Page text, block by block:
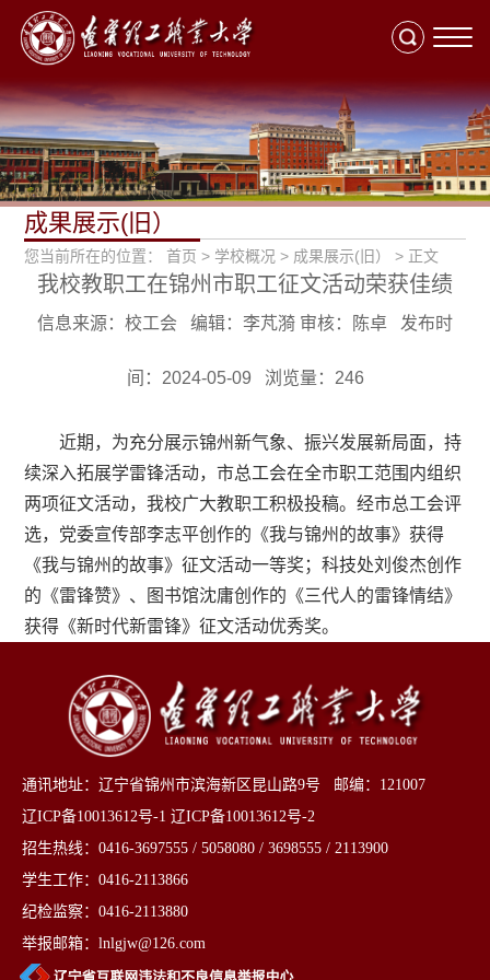
切
导
航
成果展示(旧）
您当前所在的位置：首页 > 学校概况 > 成果展示(旧） > 正文
我校教职工在锦州市职工征文活动荣获佳绩
信息来源：校工会 编辑：李芃漪 审核：陈卓 发布时
间：2024-05-09 浏览量： 246
近期，为充分展示锦州新气象、振兴发展新局面，持
续深入拓展学雷锋活动，市总工会在全市职工范围内组织
两项征文活动，我校广大教职工积极投稿。经市总工会评
选，党委宣传部李志平创作的《我与锦州的故事》获得
《我与锦州的故事》征文活动一等奖；科技处刘俊杰创作
的《雷锋赞》、图书馆沈庸创作的《三代人的雷锋情结》
获得《新时代新雷锋》征文活动优秀奖。
通讯地址：辽宁省锦州市滨海新区昆山路9号 邮编：121007
辽ICP备10013612号-1 辽ICP备10013612号-2
招生热线：0416-3697555 / 5058080 / 3698555 / 2113900
学生工作：0416-2113866
纪检监察：0416-2113880
举报邮箱：lnlgjw@126.com